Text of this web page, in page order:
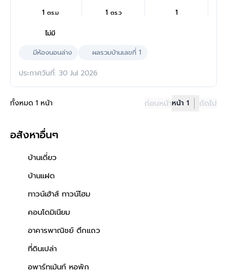
1 ตร.ม 1 ตร.ว 1
ไม่มี
มีห้องนอนล่าง
ผลรวมบ้านเลขที่ 1
ประกาศวันที่: 30 Jul 2026
ทั้งหมด 1 หน้า ก่อนหน้าหน้า 1 ถัดไป
อสังหาอื่นๆ
บ้านเดี่ยว
บ้านแฝด
ทาวน์เฮ้าส์ ทาวน์โฮม
คอนโดมิเนียม
อาคารพาณิชย์ ตึกแถว
ที่ดินเปล่า
อพาร์ทเม้นท์ หอพัก